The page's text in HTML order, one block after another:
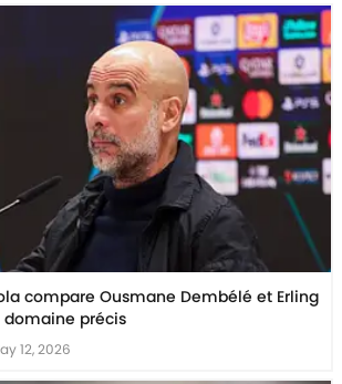
compare Ousmane Dembélé et Erling
domaine précis
12, 2026